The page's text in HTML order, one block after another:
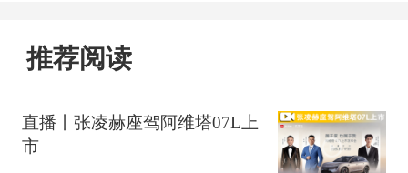
推荐阅读
直播丨张凌赫座驾阿维塔07L上
市